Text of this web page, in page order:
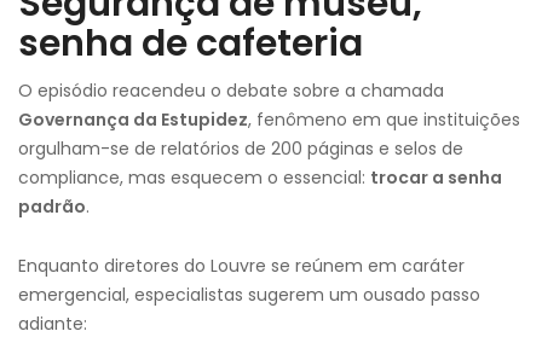
senha de cafeteria
O episódio reacendeu o debate sobre a chamada
Governança da Estupidez, fenômeno em que instituições
orgulham-se de relatórios de 200 páginas e selos de
compliance, mas esquecem o essencial: trocar a senha
padrão.
Enquanto diretores do Louvre se reúnem em caráter
emergencial, especialistas sugerem um ousado passo
adiante: